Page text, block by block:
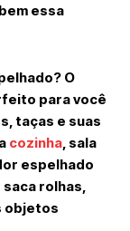
essa
O
para você
taças e suas
cozinha , sala
espelhado
rolhas,
objetos